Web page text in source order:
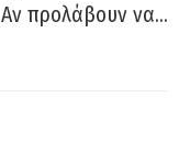
Αν προλάβουν να…